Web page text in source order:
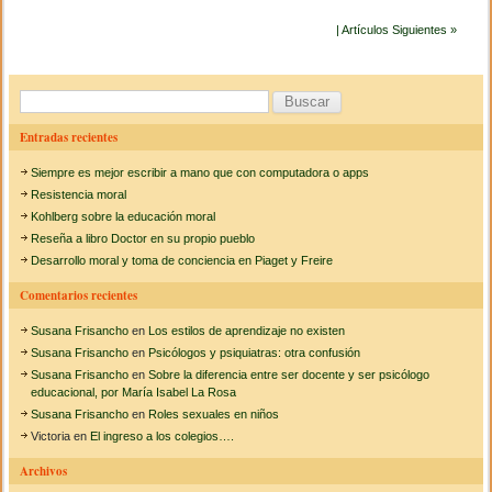
o
o
k
tir
c
B
o
y
o
t
s
r
u
e
r
d
d
| Artículos Siguientes »
u
c
a
Entradas recientes
Siempre es mejor escribir a mano que con computadora o apps
Resistencia moral
Kohlberg sobre la educación moral
Reseña a libro Doctor en su propio pueblo
Desarrollo moral y toma de conciencia en Piaget y Freire
Comentarios recientes
Susana Frisancho enLos estilos de aprendizaje no existen
Susana Frisancho enPsicólogos y psiquiatras: otra confusión
Susana Frisancho enSobre la diferencia entre ser docente y ser psicólogo
educacional, por María Isabel La Rosa
Susana Frisancho enRoles sexuales en niños
Victoria enEl ingreso a los colegios….
Archivos